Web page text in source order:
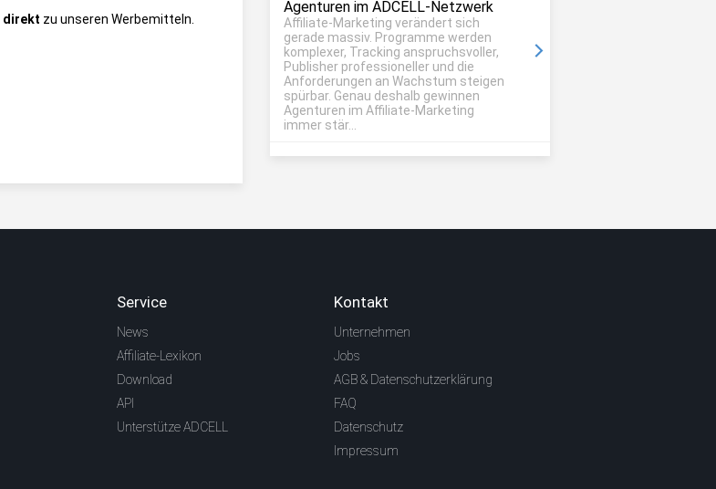
direkt zu unseren Werbemitteln.
Agenturen im ADCELL-Netzwerk
Affiliate-Marketing verändert sich
gerade massiv. Programme werden
komplexer, Tracking anspruchsvoller,
Publisher professioneller und die
Anforderungen an Wachstum steigen
spürbar. Genau deshalb gewinnen
Agenturen im Affiliate-Marketing
immer stär...
Service
News
Affiliate-Lexikon
Download
API
Unterstütze ADCELL
Kontakt
Unternehmen
Jobs
AGB & Datenschutzerklärung
FAQ
Datenschutz
Impressum